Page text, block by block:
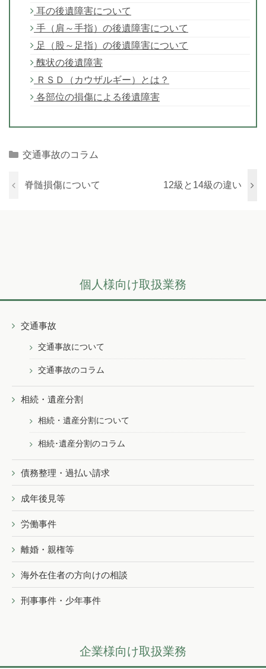
耳の後遺障害について
手（肩～手指）の後遺障害について
足（股～足指）の後遺障害について
醜状の後遺障害
ＲＳＤ（カウザルギー）とは？
各部位の損傷による後遺障害
Categories
交通事故のコラム
脊髄損傷について 12級と14級の違い
個人様向け取扱業務
交通事故
交通事故について
交通事故のコラム
相続・遺産分割
相続・遺産分割について
相続･遺産分割のコラム
債務整理・過払い請求
成年後見等
労働事件
離婚・親権等
海外在住者の方向けの相談
刑事事件・少年事件
企業様向け取扱業務